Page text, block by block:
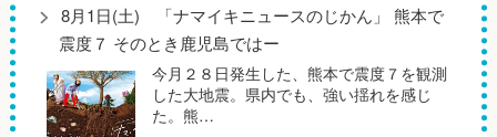
8月1日(土) 「ナマイキニュースのじかん」 熊本で
震度７ そのとき鹿児島ではー
今月２８日発生した、熊本で震度７を観測
した大地震。県内でも、強い揺れを感じ
た。熊…